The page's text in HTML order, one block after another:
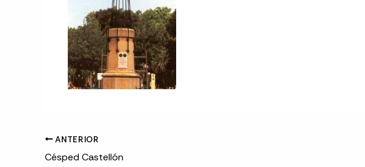
ANTERIOR
Césped Castellón